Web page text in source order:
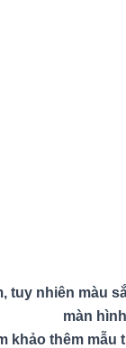
tuy nhiên màu
màn
khảo thêm mẫu